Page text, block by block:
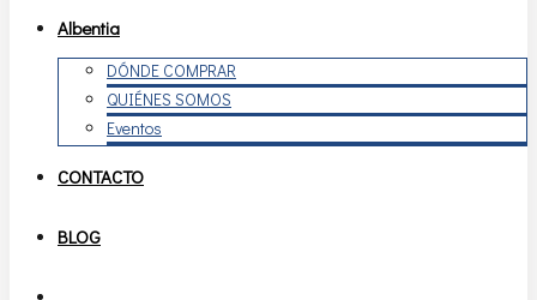
Albentia
DÓNDE COMPRAR
QUIÉNES SOMOS
Eventos
CONTACTO
BLOG